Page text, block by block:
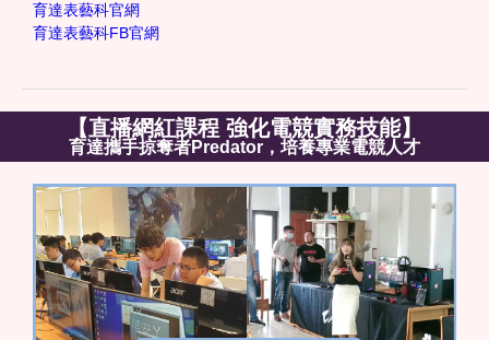
育達表藝科官網
育達表藝科FB官網
【直播網紅課程 強化電競實務技能】
育達攜手掠奪者Predator，培養專業電競人才